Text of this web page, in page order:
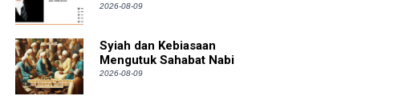
2026-08-09
Syiah dan Kebiasaan
Mengutuk Sahabat Nabi
2026-08-09